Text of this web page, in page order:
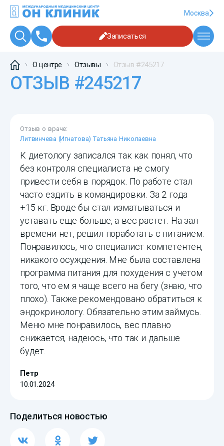
Москва
Записаться
О центре Отзывы Отзыв #245217
ОТЗЫВ #245217
Отзыв о враче:
Литвинчева (Игнатова) Татьяна Николаевна
К диетологу записался так как понял, что
без контроля специалиста не смогу
привести себя в порядок. По работе стал
часто ездить в командировки. За 2 года
+15 кг. Вроде бы стал изматываться и
уставать еще больше, а вес растет. На зал
времени нет, решил поработать с питанием.
Понравилось, что специалист компетентен,
никакого осуждения. Мне была составлена
программа питания для похудения с учетом
того, что ем я чаще всего на бегу (знаю, что
плохо). Также рекомендовано обратиться к
эндокринологу. Обязательно этим займусь.
Меню мне понравилось, вес плавно
снижается, надеюсь, что так и дальше
будет.
Петр
10.01.2024
Поделиться новостью